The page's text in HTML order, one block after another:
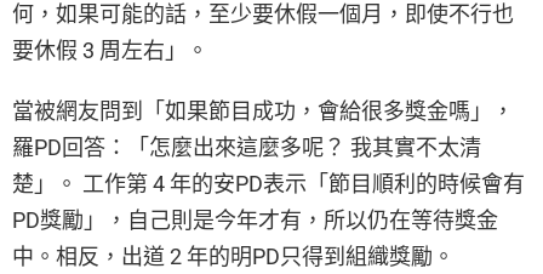
何，如果可能的話，至少要休假一個月，即使不行也
要休假 3 周左右」。
當被網友問到「如果節目成功，會給很多獎金嗎」，
羅PD回答：「怎麼出來這麼多呢？ 我其實不太清
楚」。 工作第 4 年的安PD表示「節目順利的時候會有
PD獎勵」，自己則是今年才有，所以仍在等待獎金
中。相反，出道 2 年的明PD只得到組織獎勵。